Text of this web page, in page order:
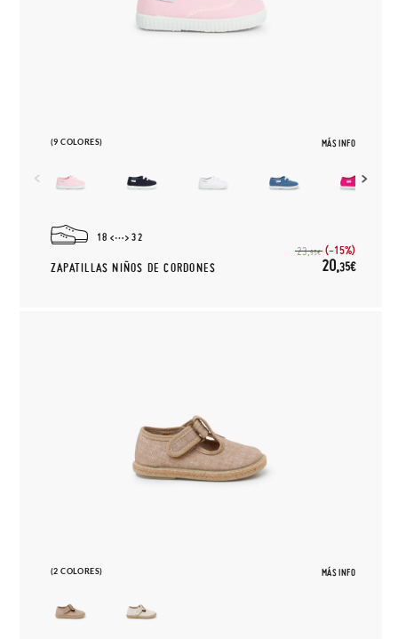
(9 COLORES) MÁS INFO
18 32
ZAPATILLAS NIÑOS DE CORDONES
23,95€ (-15%)
20,35€
(2 COLORES) MÁS INFO